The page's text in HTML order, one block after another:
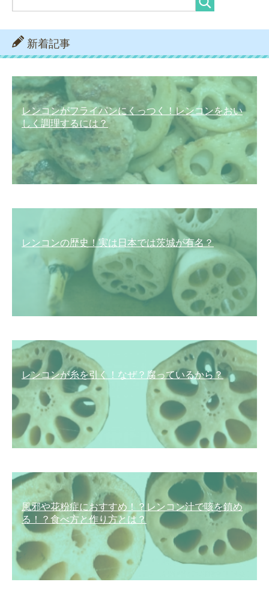
新着記事
レンコンがフライパンにくっつく！レンコンをおい
しく調理するには？
レンコンの歴史！実は日本では茨城が有名？
レンコンが糸を引く！なぜ？腐っているから？
風邪や花粉症におすすめ！？レンコン汁で咳を鎮め
る！？食べ方と作り方とは？